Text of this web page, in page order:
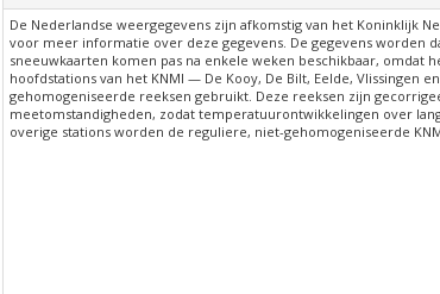
De Nederlandse weergegevens zijn afkomstig van het Koninklijk
voor meer informatie over deze gegevens. De gegevens worden
sneeuwkaarten komen pas na enkele weken beschikbaar, omdat
hoofdstations van het KNMI — De Kooy, De Bilt, Eelde, Vlissingen
gehomogeniseerde reeksen gebruikt. Deze reeksen zijn
meetomstandigheden, zodat temperatuurontwikkelingen over
overige stations worden de reguliere, niet-gehomogeniseerde